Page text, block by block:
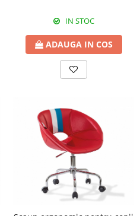
IN STOC
ADAUGA IN COS